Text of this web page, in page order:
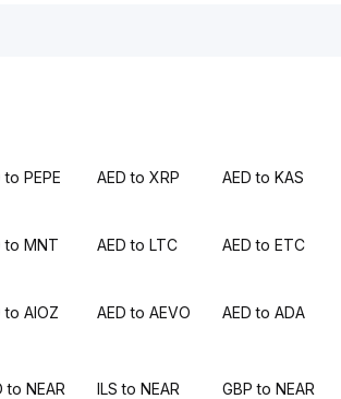
to PEPE AED to XRP AED to KAS
to MNT AED to LTC AED to ETC
to AIOZ AED to AEVO AED to ADA
to NEAR ILS to NEAR GBP to NEAR